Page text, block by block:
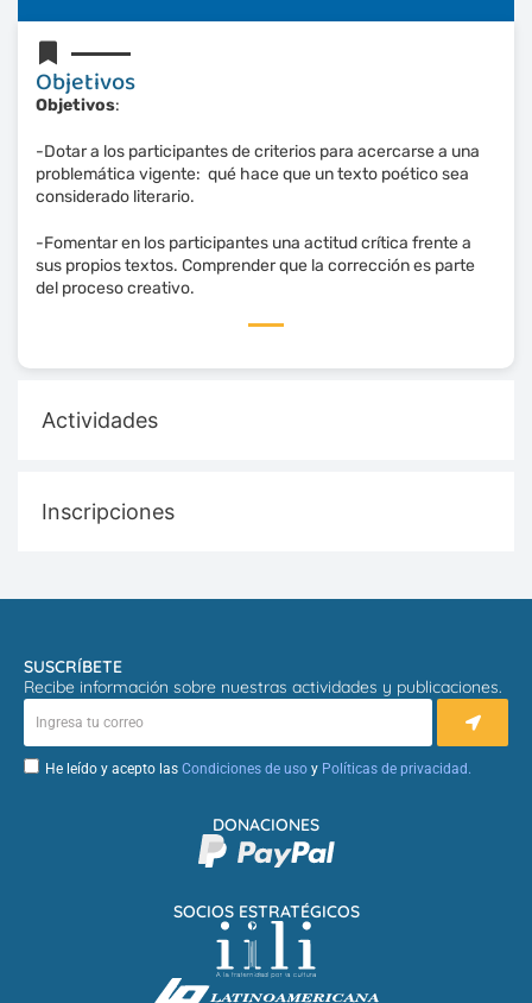
Actividades
Inscripciones
Objetivos
Objetivos:
-Dotar a los participantes de criterios para acercarse a una
problemática vigente: qué hace que un texto poético sea
considerado literario.
-Fomentar en los participantes una actitud crítica frente a
sus propios textos. Comprender que la corrección es parte
del proceso creativo.
SUSCRÍBETE
Recibe información sobre nuestras actividades y publicaciones.
He leído y acepto las Condiciones de uso y Políticas de privacidad.
SOCIOS ESTRATÉGICOS
DONACIONES